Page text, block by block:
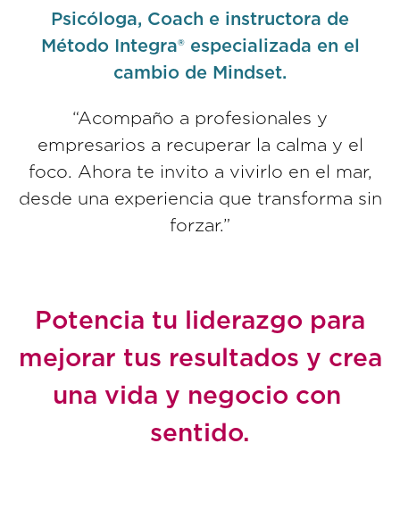
Psicóloga, Coach e instructora de
Método Integra® especializada en el
cambio de Mindset.
“Acompaño a profesionales y
empresarios a recuperar la calma y el
foco. Ahora te invito a vivirlo en el mar,
desde una experiencia que transforma sin
forzar.”
Potencia tu liderazgo para
mejorar tus resultados y crea
una vida y negocio con
sentido.